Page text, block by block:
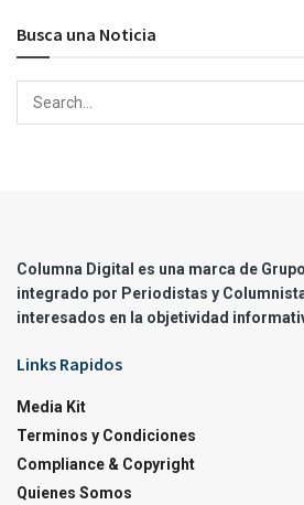
Busca una Noticia
Columna Digital es una marca de
integrado por Periodistas y
interesados en la objetividad
Links Rapidos
Media Kit
Terminos y Condiciones
Compliance & Copyright
Quienes Somos